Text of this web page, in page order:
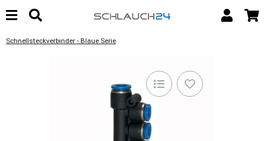
Schnellsteckverbinder - Blaue Serie